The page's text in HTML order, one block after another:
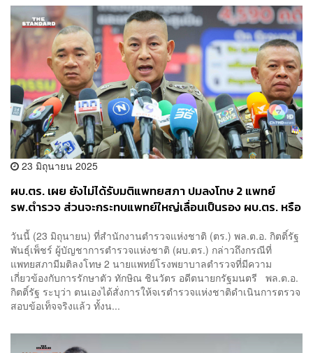
23 มิถุนายน 2025
ผบ.ตร. เผย ยังไม่ได้รับมติแพทยสภา ปมลงโทษ 2 แพทย์
รพ.ตำรวจ ส่วนจะกระทบแพทย์ใหญ่เลื่อนเป็นรอง ผบ.ตร. หรือ
วันนี้ (23 มิถุนายน) ที่สำนักงานตำรวจแห่งชาติ (ตร.) พล.ต.อ. กิตติ์รัฐ
พันธุ์เพ็ชร์ ผู้บัญชาการตำรวจแห่งชาติ (ผบ.ตร.) กล่าวถึงกรณีที่
แพทยสภามีมติลงโทษ 2 นายแพทย์โรงพยาบาลตำรวจที่มีความ
เกี่ยวข้องกับการรักษาตัว ทักษิณ ชินวัตร อดีตนายกรัฐมนตรี พล.ต.อ.
กิตติ์รัฐ ระบุว่า ตนเองได้สั่งการให้จเรตำรวจแห่งชาติดำเนินการตรวจ
สอบข้อเท็จจริงแล้ว ทั้งน...